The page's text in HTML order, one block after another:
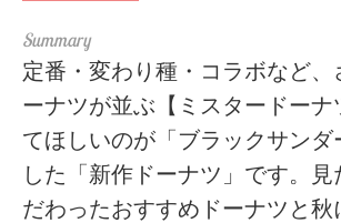
定番・変わり種・コラボなど、
ーナツが並ぶ【ミスタードーナ
てほしいのが「ブラックサンダ
した「新作ドーナツ」です。見
だわったおすすめドーナツと秋